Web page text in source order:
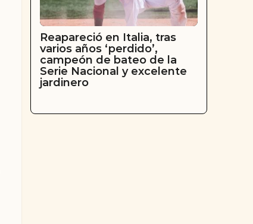
Reapareció en Italia, tras
varios años ‘perdido’,
campeón de bateo de la
Serie Nacional y excelente
jardinero